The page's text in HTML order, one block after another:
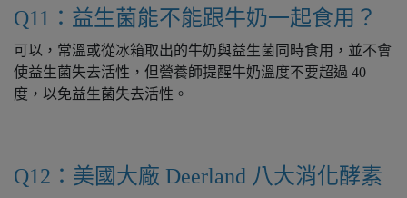
Q11：益生菌能不能跟牛奶一起食用？
可以，常溫或從冰箱取出的牛奶與益生菌同時食用，並不會
使益生菌失去活性，但營養師提醒牛奶溫度不要超過 40
度，以免益生菌失去活性。
Q12：美國大廠 Deerland 八大消化酵素